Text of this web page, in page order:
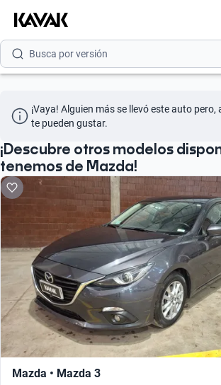
Busca por modelo
Busca por versión
Busca por marca
Busca por modelo
Busca por versión
Busca por año
¡Vaya! Alguien más se llevó este auto
te pueden gustar.
¡Descubre otros modelos
tenemos de Mazda!
Mazda • Mazda 3